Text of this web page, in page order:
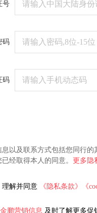
号
码
码
以及联系方式包括您同行
经取得本人的同意。 更多隐
理解并同意 《隐私条款》 《
鹏营销信息 及时了解更多促